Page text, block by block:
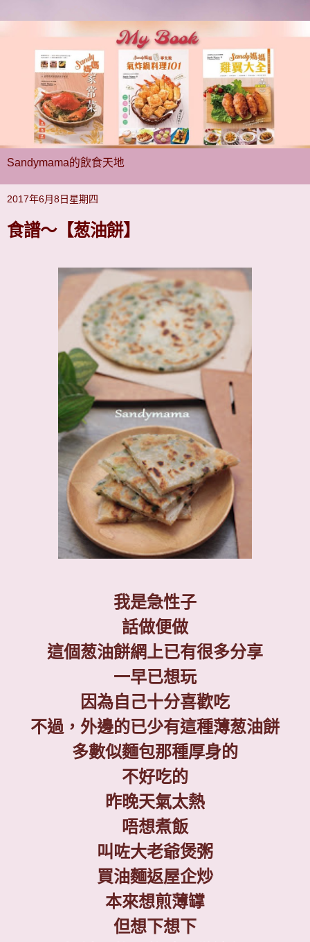
Sandymama的飲食天地
2017年6月8日星期四
食譜～【葱油餅】
我是急性子
話做便做
這個葱油餅網上已有很多分享
一早已想玩
因為自己十分喜歡吃
不過，外邊的已少有這種薄葱油餅
多數似麵包那種厚身的
不好吃的
昨晚天氣太熱
唔想煮飯
叫咗大老爺煲粥
買油麵返屋企炒
本來想煎薄罉
但想下想下